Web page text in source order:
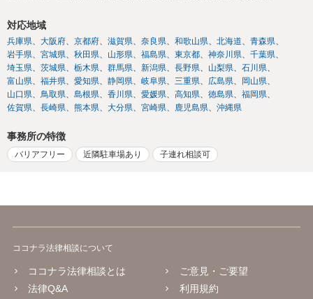
対応地域
兵庫県 大阪府 京都府 滋賀県 奈良県 和歌山県 北海道
青森県
岩手県
宮城県 秋田県 山形県 福島県 東京都 神奈川県
千葉県
埼玉県
茨城県 栃木県 群馬県 新潟県 長野県 山梨県
石川県
富山県
福井県 愛知県 静岡県 岐阜県 三重県 広島県
岡山県
山口県
鳥取県 島根県 香川県 愛媛県 高知県 徳島県
福岡県
佐賀県
長崎県 熊本県 大分県 宮崎県 鹿児島県 沖縄県
事務所の特徴
バリアフリー 近隣駐車場あり 子連れ相談可
ココナラ法律相談について
ココナラ法律相談とは
法律Q&A
ご意見・ご要望
利用規約